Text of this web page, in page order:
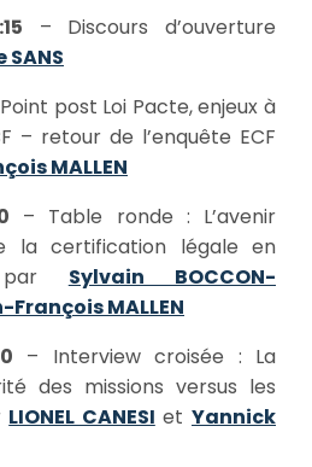
– Discours d’ouverture
post Loi Pacte, enjeux à
– retour de l’enquête ECF
MALLEN
– Table ronde : L’avenir
la certification légale en
par Sylvain BOCCON-
François MALLEN
– Interview croisée : La
des missions versus les
LIONEL CANESI etYannick